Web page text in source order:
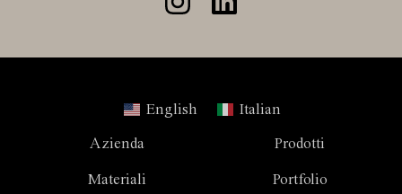
English Italian
Azienda Prodotti
Materiali Portfolio